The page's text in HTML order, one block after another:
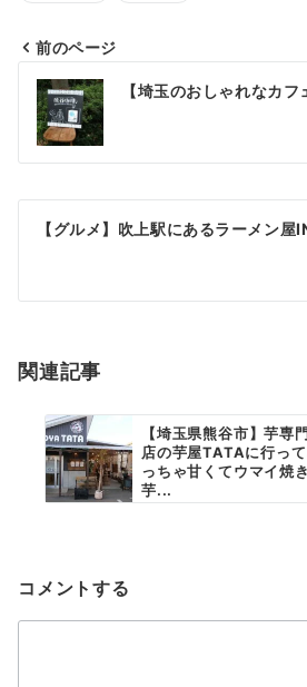
投
稿
ナ
ビ
シ
ン
前のページ
【埼玉のおしゃれなカ
【グルメ】吹上駅にあるラーメン屋
関連記事
【埼玉県熊谷市】芋専門
店の芋屋TATAに行っ
っちゃ甘くてウマイ焼き
芋...
コメントする